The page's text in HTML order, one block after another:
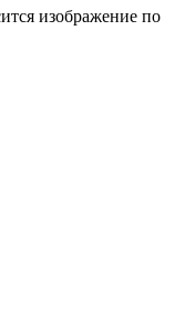
изображение по